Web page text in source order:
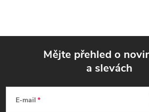
a
Mějte přehled o
a slevách
E-mail